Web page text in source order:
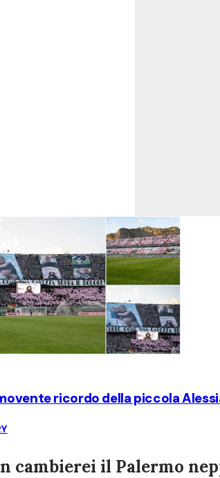
ricordo della piccola
cambierei il Palermo